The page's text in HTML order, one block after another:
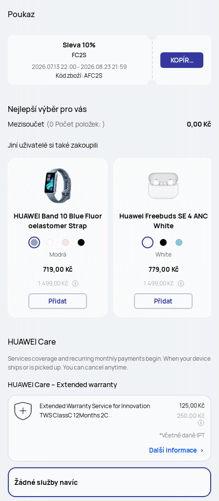
Poukaz
Sleva 10%
FC2S
2026.07.13 22:00 - 2026.08.23 21:59
Kód zboží: AFC2S
KOPÍROVAT
Nejlepší výběr pro vás
Mezisoučet (0 Počet položek: ) 0,00 Kč
Jiní uživatelé si také zakoupili
HUAWEI Band 10 Blue Fluor
oelastomer Strap
Modrá
719,00 Kč
1.499,00 Kč
Přidat
Huawei Freebuds SE 4 ANC
White
White
779,00 Kč
1.499,00 Kč
Přidat
HUAWEI Care
Services coverage and recurring monthly payments begin. When your device
ships or is picked up. You can cancel anytime.
HUAWEI Care – Extended warranty
Extended Warranty Service for Innovation
TWS ClassC 12Months 2C
125,00 Kč
250,00 Kč
*Včetně daně IPT
Další informace
Žádné služby navíc